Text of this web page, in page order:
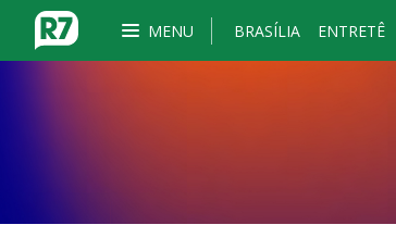
MENU BRASÍLIA ENTRETÊ